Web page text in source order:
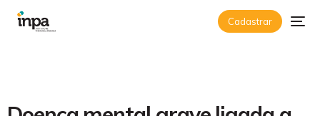
Cadastrar